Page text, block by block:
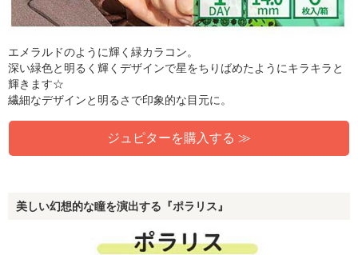
エメラルドのように輝く緑カラコン。
深い緑色と明るく輝くデザインで星をちりばめたようにキラキラと
輝きます☆
繊細なデザインと明るさで印象的な目元に。
ジュピターを購入する ≫
美しい幻想的な瞳を演出する『ポラリス』